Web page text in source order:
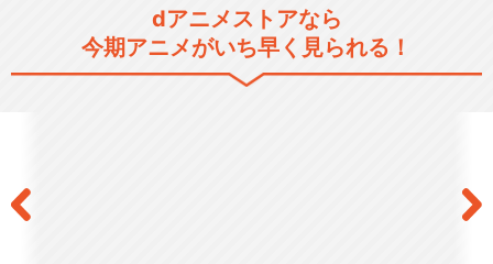
こちら葛飾区亀有公園前派出
所 噂の海パン刑事登…
dアニメストアなら
今期アニメがいち早く見られる！